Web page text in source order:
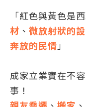
「紅色與黃色是
材 、 微放射狀的
奔放的民情 」
成家立業實在不
事！